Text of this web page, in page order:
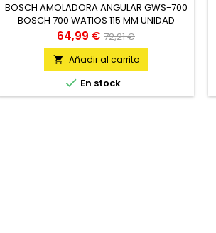
BOSCH AMOLADORA ANGULAR GWS-700
BOSCH 700 WATIOS 115 MM UNIDAD
Precio
64,99 € Precio
base
72,21 €
 Añadir al carrito
 En stock